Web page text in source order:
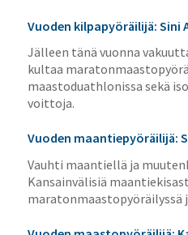
Vuoden kilpapyöräilijä: Sini
Jälleen tänä vuonna
kultaa
maastoduathlonissa sekä
voittoja.
Vuoden maantiepyöräilijä:
Vauhti maantiellä ja
Kansainvälisiä
maratonmaastopyöräilyssä